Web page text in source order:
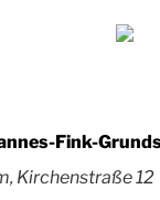
Fink-
Kirchenstraße 12